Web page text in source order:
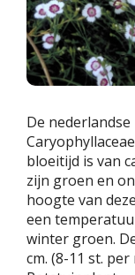
De nederlandse
bloeitijd is van
zijn groen en
hoogte van deze
een
winter groen.
cm. (8-11 st.